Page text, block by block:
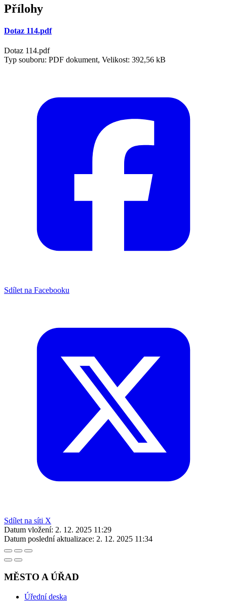
Přílohy
Dotaz 114.pdf
Dotaz 114.pdf
Typ souboru: PDF dokument, Velikost: 392,56 kB
Sdílet na Facebooku
Sdílet na síti X
Datum vložení: 2. 12. 2025 11:29
Datum poslední aktualizace: 2. 12. 2025 11:34
MĚSTO A ÚŘAD
Úřední deska